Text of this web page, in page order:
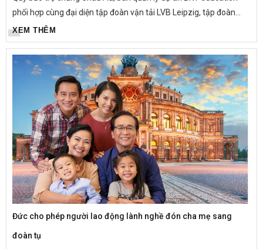
phối hợp cùng đại diện tập đoàn vận tải LVB Leipzig, tập đoàn
bánh Manual 1889 chính thức phát động Cuộc thi “ Tìm hiểu đất...
XEM THÊM
Đức cho phép người lao động lành nghề đón cha mẹ sang
đoàn tụ